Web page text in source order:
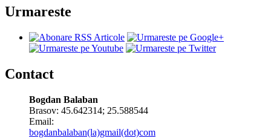
Urmareste
Contact
Bogdan Balaban
Brasov: 45.642314; 25.588544
Email:
bogdanbalaban(la)gmail(dot)com